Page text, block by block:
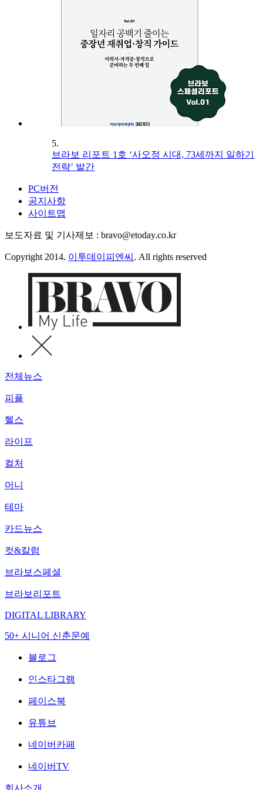
5.
브라보 리포트 1호 ‘사오정 시대, 73세까지 일하기
전략’ 발간
PC버전
공지사항
사이트맵
보도자료 및 기사제보 : bravo@etoday.co.kr
Copyright 2014. 이투데이피엔씨 . All rights reserved
전체뉴스
피플
헬스
라이프
컬처
머니
테마
카드뉴스
컷&칼럼
브라보스페셜
브라보리포트
DIGITAL LIBRARY
50+ 시니어 신춘문예
블로그
인스타그램
페이스북
유튜브
네이버카페
네이버TV